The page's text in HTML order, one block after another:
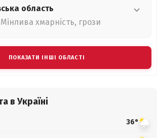
область
Мінлива хмарність, грози
ПОКАЗАТИ ІНШІ ОБЛАСТІ
в Україні
36°